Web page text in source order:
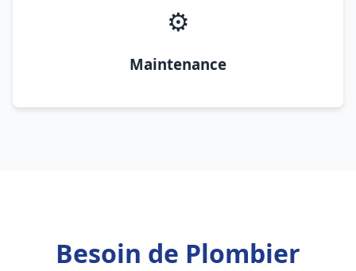
⚙️
Maintenance
Besoin de Plombier